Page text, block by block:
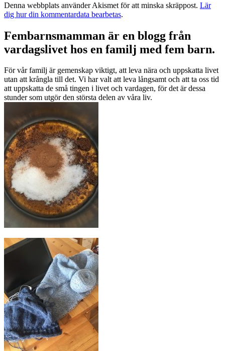
Denna webbplats använder Akismet för att minska skräppost. Lär
dig hur din kommentardata bearbetas.
Fembarnsmamman är en blogg från
vardagslivet hos en familj med fem barn.
För vår familj är gemenskap viktigt, att leva nära och uppskatta livet
utan att krångla till det. Vi har valt att leva långsamt och att ta oss tid
att uppskatta de små tingen i livet och vardagen, för det är dessa
stunder som utgör den största delen av våra liv.